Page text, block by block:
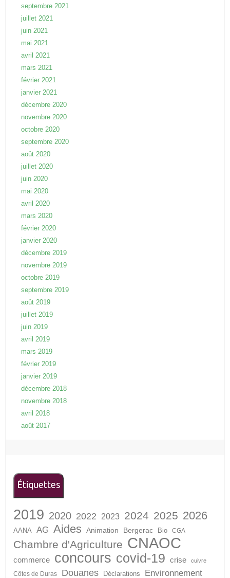
septembre 2021
juillet 2021
juin 2021
mai 2021
avril 2021
mars 2021
février 2021
janvier 2021
décembre 2020
novembre 2020
octobre 2020
septembre 2020
août 2020
juillet 2020
juin 2020
mai 2020
avril 2020
mars 2020
février 2020
janvier 2020
décembre 2019
novembre 2019
octobre 2019
septembre 2019
août 2019
juillet 2019
juin 2019
avril 2019
mars 2019
février 2019
janvier 2019
décembre 2018
novembre 2018
avril 2018
août 2017
Étiquettes
2019 2020 2022 2023 2024 2025 2026
AANA AG Aides Animation Bergerac Bio CGA
Chambre d'Agriculture CNAOC
commerce concours covid-19 crise cuivre
Côtes de Duras Douanes Déclarations Environnement